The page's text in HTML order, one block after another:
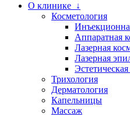
О клинике ↓
Косметология
Аппаратная
Лазерная
Лазерная
Трихология
Дерматология
Капельницы
Массаж